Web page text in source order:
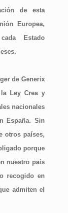
de esta
Europea,
Estado
de Generix
Ley Crea y
nacionales
España. Sin
otros países,
porque
nuestro país
recogido en
admiten el